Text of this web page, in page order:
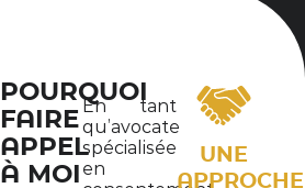
POURQUOI
FAIRE
APPEL
À MOI
En tant
qu’avocate
spécialisée
en
UNE
APPROCHE